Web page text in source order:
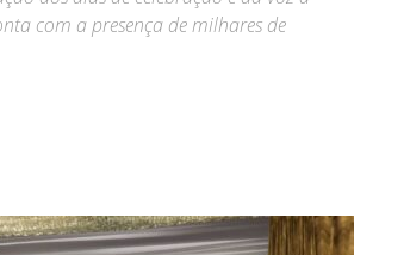
com a presença de milhares de